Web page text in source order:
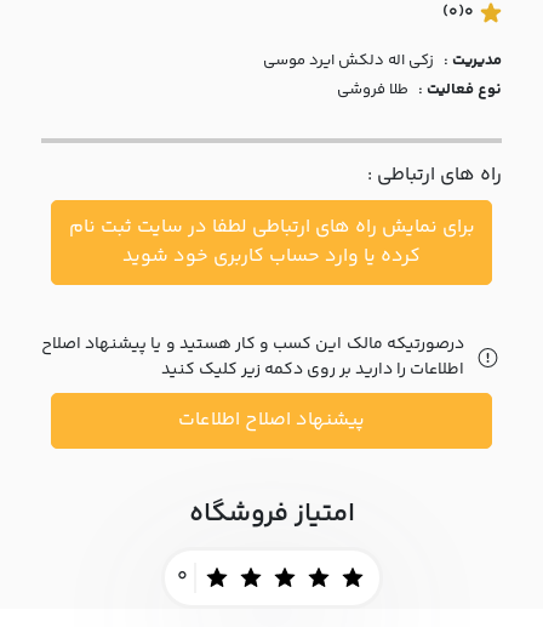
با ما
مقالات
اخبار
پرسش
متداول
خواست
0
(0)
مدیریت : زکي اله دلکش ايرد موسي
نوع فعالیت : طلا فروشی
راه های ارتباطی :
برای نمایش راه های ارتباطی لطفا در سایت ثبت نام
کرده یا وارد حساب کاربری خود شوید
درصورتیکه مالک این کسب و کار هستید و یا پیشنهاد اصلاح
اطلاعات را دارید بر روی دکمه زیر کلیک کنید
پیشنهاد اصلاح اطلاعات
امتیاز فروشگاه
0